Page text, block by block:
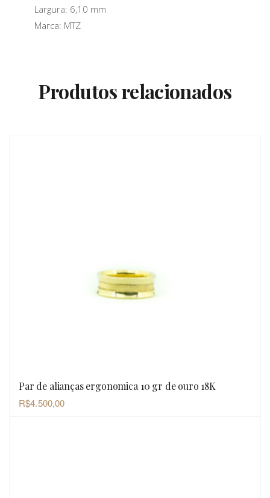
Largura: 6,10 mm
Marca: MTZ
Produtos relacionados
OLHADA RÁPIDA
Par de alianças ergonomica 10 gr de ouro 18K
R$4.500,00